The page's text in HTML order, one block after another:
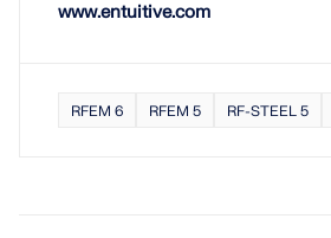
www.entuitive.com
RFEM 6 RFEM 5 RF-STEEL 5